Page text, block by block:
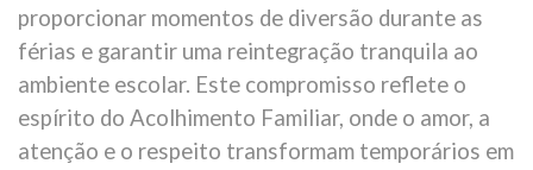
proporcionar momentos de diversão durante as
férias e garantir uma reintegração tranquila ao
ambiente escolar. Este compromisso reflete o
espírito do Acolhimento Familiar, onde o amor, a
atenção e o respeito transformam temporários em